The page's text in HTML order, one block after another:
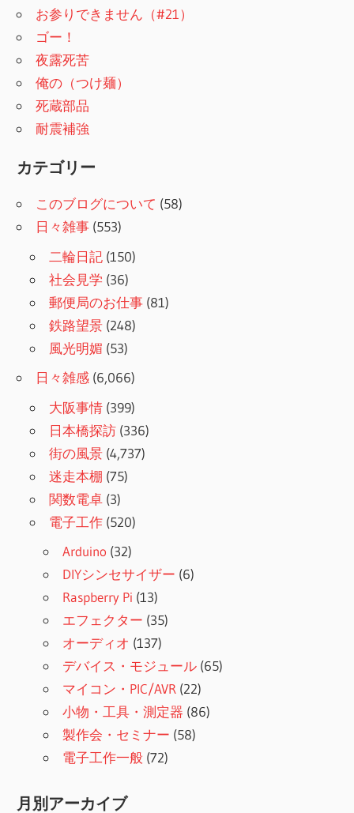
お参りできません（#21）
ゴー！
夜露死苦
俺の（つけ麺）
死蔵部品
耐震補強
カテゴリー
このブログについて (58)
日々雑事 (553)
二輪日記 (150)
社会見学 (36)
郵便局のお仕事 (81)
鉄路望景 (248)
風光明媚 (53)
日々雑感 (6,066)
大阪事情 (399)
日本橋探訪 (336)
街の風景 (4,737)
迷走本棚 (75)
関数電卓 (3)
電子工作 (520)
Arduino (32)
DIYシンセサイザー (6)
Raspberry Pi (13)
エフェクター (35)
オーディオ (137)
デバイス・モジュール (65)
マイコン・PIC/AVR (22)
小物・工具・測定器 (86)
製作会・セミナー (58)
電子工作一般 (72)
月別アーカイブ